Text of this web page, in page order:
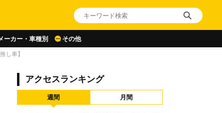
ーカー・車種別 その他
し車】
アクセスランキング
週間 月間